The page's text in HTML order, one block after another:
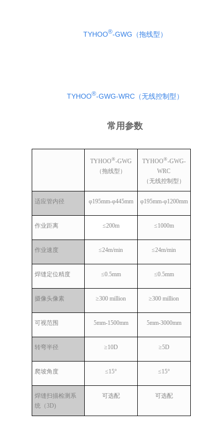
TYHOO®-GWG（拖线型）
TYHOO®-GWG-WRC（无线控制型）
常用参数
TYHOO®-GWG
（拖线型）
TYHOO®-GWG-
WRC
（无线控制型）
适应管内径 φ195mm-φ445mm φ195mm-φ1200mm
作业距离 ≤200m ≤1000m
作业速度 ≤24m/min ≤24m/min
焊缝定位精度 ≤0.5mm ≤0.5mm
摄像头像素 ≥300 million ≥300 million
可视范围 5mm-1500mm 5mm-3000mm
转弯半径 ≥10D ≥5D
爬坡角度 ≤15° ≤15°
焊缝扫描检测系
统（3D)
可选配 可选配